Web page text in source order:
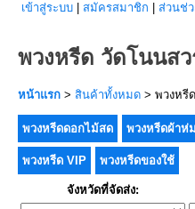
เข้าสู่ระบบ สมัครสมาชิก ส่วนช่
พวงหรีด วัดโนนสว
หน้าแรก > สินค้าทั้งหมด > พวงหรี
พวงหรีดดอกไม้สด พวงหรีดผ้าห่ม
พวงหรีด VIP พวงหรีดของใช้
จังหวัดที่จัดส่ง: